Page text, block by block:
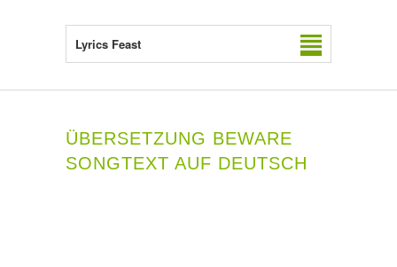
Lyrics Feast
ÜBERSETZUNG BEWARE
SONGTEXT AUF DEUTSCH